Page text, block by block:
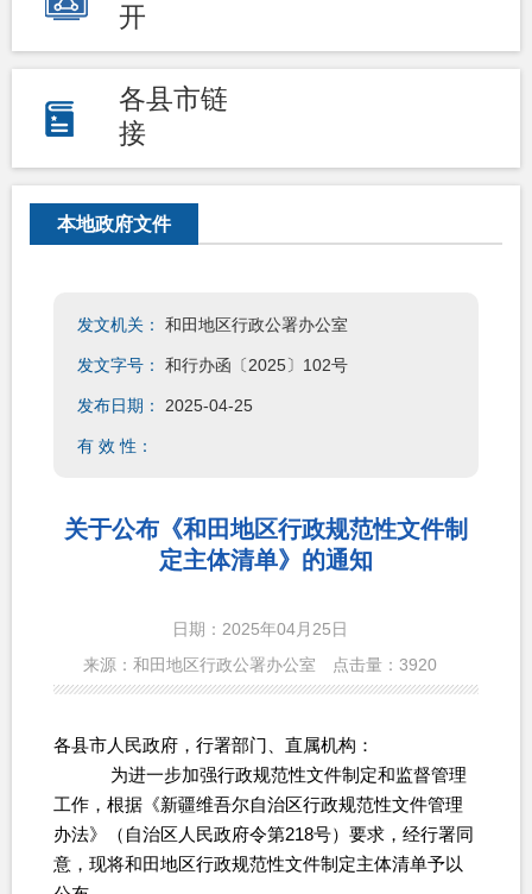
开
各县市链
接
本地政府文件
发文机关： 和田地区行政公署办公室
发文字号： 和行办函〔2025〕102号
发布日期： 2025-04-25
有 效 性：
关于公布《和田地区行政规范性文件制
定主体清单》的通知
日期：2025年04月25日
来源：和田地区行政公署办公室
点击量： 3920
各县市人民政府，行署部门、直属机构：
为进一步加强行政规范性文件制定和监督管理
工作，根据《新疆维吾尔自治区行政规范性文件管理
办法》（自治区人民政府令第218号）要求，经行署同
意，现将和田地区行政规范性文件制定主体清单予以